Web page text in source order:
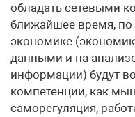
обладать сетевыми
ближайшее время, по
экономике
данными и на
информации) будут
компетенции, как
саморегуляция,